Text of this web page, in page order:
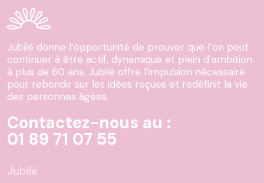
Jubilé donne l’opportunité de prouver que l’on peut
continuer à être actif, dynamique et plein d’ambition
à plus de 60 ans. Jubilé offre l’impulsion nécessaire
pour rebondir sur les idées reçues et redéfinit la vie
des personnes âgées.
Contactez-nous au :
01 89 71 07 55
Jubilé